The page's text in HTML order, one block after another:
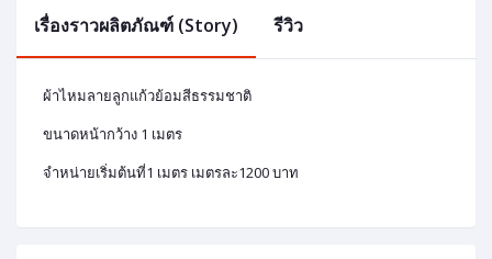
เรื่องราวผลิตภัณฑ์ (Story) รีวิว
ผ้าไหมลายลูกแก้วย้อมสีธรรมชาติ
ขนาดหน้ากว้าง 1 เมตร
จำหน่ายเริ่มต้นที่1 เมตร เมตรละ1200 บาท